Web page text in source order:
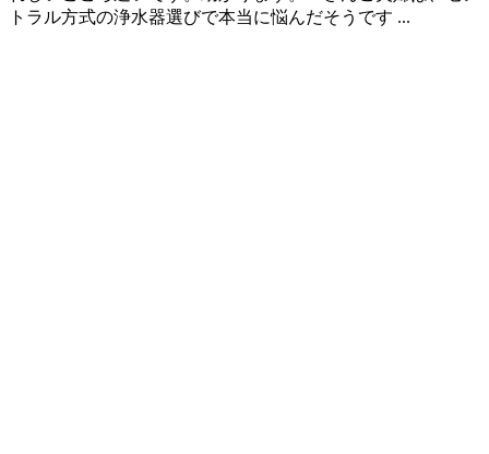
トラル方式の浄水器選びで本当に悩んだそうです ...